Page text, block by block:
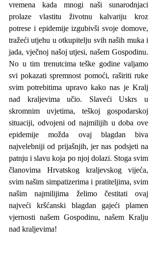
vremena kada mnogi naši sunarodnjaci
prolaze vlastitu životnu kalvariju kroz
potrese i epidemije izgubivši svoje domove,
tražeći utjehu u otkupitelju svih naših muka i
jada, vječnoj našoj utjesi, našem Gospodinu.
No u tim trenutcima teške godine valjamo
svi pokazati spremnost pomoći, raširiti ruke
svim potrebitima upravo kako nas je Kralj
nad kraljevima učio. Slaveći Uskrs u
skromnim uvjetima, teškoj gospodarskoj
situaciji, odvojeni od najmilijih u doba ove
epidemije možda ovaj blagdan biva
najvelebniji od prijašnjih, jer nas podsjeti na
patnju i slavu koja po njoj dolazi. Stoga svim
članovima Hrvatskog kraljevskog vijeća,
svim našim simpatizerima i pratiteljima, svim
našim najmilijima želimo čestitati ovaj
najveći kršćanski blagdan gajeći plamen
vjernosti našem Gospodinu, našem Kralju
nad kraljevima!